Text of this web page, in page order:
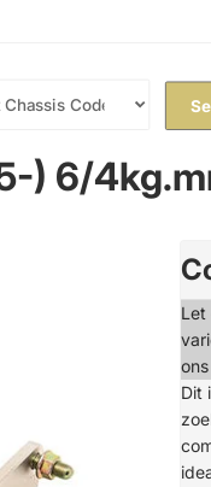
) 6/
Let
Dit